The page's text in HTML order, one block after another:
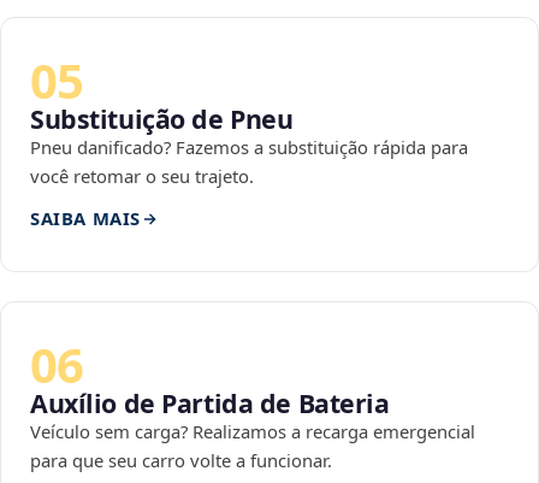
05
Substituição de Pneu
Pneu danificado? Fazemos a substituição rápida para
você retomar o seu trajeto.
SAIBA MAIS
06
Auxílio de Partida de Bateria
Veículo sem carga? Realizamos a recarga emergencial
para que seu carro volte a funcionar.